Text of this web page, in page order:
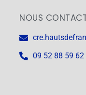
NOUS
09 52 88 59 62